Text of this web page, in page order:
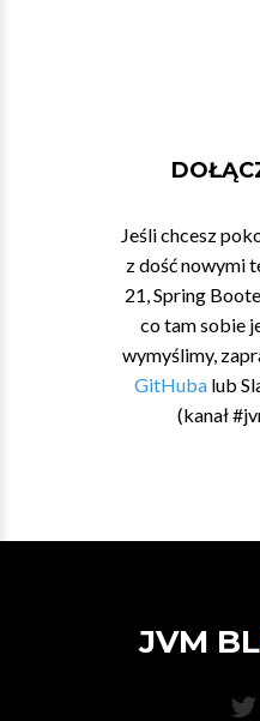
Jeśli chcesz
z dość nowymi
21, Spring
co tam sobie
wymyślimy,
GitHubalub
(kanał
JVM BL